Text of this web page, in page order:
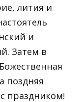
лития и
и
Затем в
поздняя
праздником!